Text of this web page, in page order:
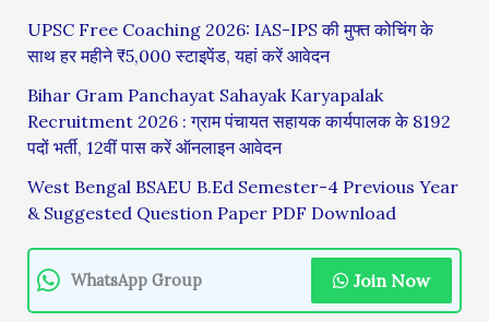
UPSC Free Coaching 2026: IAS-IPS की मुफ्त कोचिंग के
साथ हर महीने ₹5,000 स्टाइपेंड, यहां करें आवेदन
Bihar Gram Panchayat Sahayak Karyapalak
Recruitment 2026 : ग्राम पंचायत सहायक कार्यपालक के 8192
पदों भर्ती, 12वीं पास करें ऑनलाइन आवेदन
West Bengal BSAEU B.Ed Semester-4 Previous Year
& Suggested Question Paper PDF Download
WhatsApp Group Join Now